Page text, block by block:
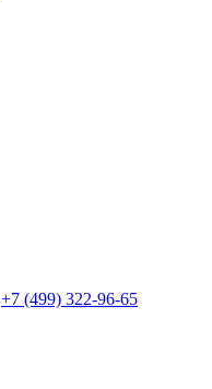
+7 (499) 322-96-65